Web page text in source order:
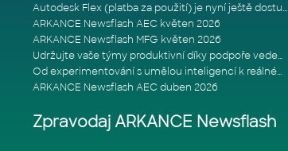
Autodesk Flex (platba za použití) je nyní ještě dostupnější
ARKANCE Newsflash AEC květen 2026
ARKANCE Newsflash MFG květen 2026
Udržujte vaše týmy produktivní díky podpoře vedené odborníky
Od experimentování s umělou inteligencí k reálnému dopadu na podniká
ARKANCE Newsflash AEC duben 2026
Zpravodaj ARKANCE Newsflash